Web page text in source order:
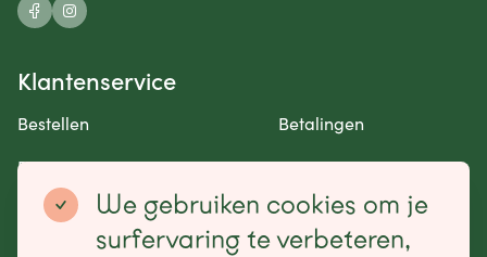
Klantenservice
Bestellen
Betalingen
Retourneren en garantie
Contact opnemen
Betaalmogelijkheden
We gebruiken cookies om je
surfervaring te verbeteren,